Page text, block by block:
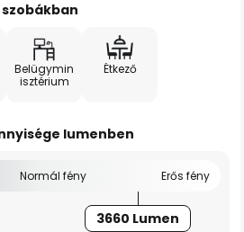
Belügymin
isztérium
Étkező
lumenben
Normál fény Erős fény
3660 Lumen